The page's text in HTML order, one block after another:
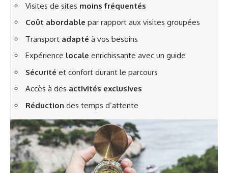
Visites de sites moins fréquentés
Coût abordable par rapport aux visites groupées
Transport adapté à vos besoins
Expérience locale enrichissante avec un guide
Sécurité et confort durant le parcours
Accès à des activités exclusives
Réduction des temps d’attente